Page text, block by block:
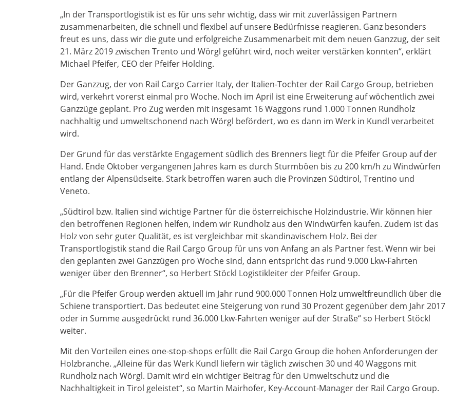
„In der Transportlogistik ist es für uns sehr wichtig, dass wir mit zuverlässigen Partnern
zusammenarbeiten, die schnell und flexibel auf unsere Bedürfnisse reagieren. Ganz besonders
freut es uns, dass wir die gute und erfolgreiche Zusammenarbeit mit dem neuen Ganzzug, der seit
21. März 2019 zwischen Trento und Wörgl geführt wird, noch weiter verstärken konnten“, erklärt
Michael Pfeifer, CEO der Pfeifer Holding.
Der Ganzzug, der von Rail Cargo Carrier Italy, der Italien-Tochter der Rail Cargo Group, betrieben
wird, verkehrt vorerst einmal pro Woche. Noch im April ist eine Erweiterung auf wöchentlich zwei
Ganzzüge geplant. Pro Zug werden mit insgesamt 16 Waggons rund 1.000 Tonnen Rundholz
nachhaltig und umweltschonend nach Wörgl befördert, wo es dann im Werk in Kundl verarbeitet
wird.
Der Grund für das verstärkte Engagement südlich des Brenners liegt für die Pfeifer Group auf der
Hand. Ende Oktober vergangenen Jahres kam es durch Sturmböen bis zu 200 km/h zu Windwürfen
entlang der Alpensüdseite. Stark betroffen waren auch die Provinzen Südtirol, Trentino und
Veneto.
„Südtirol bzw. Italien sind wichtige Partner für die österreichische Holzindustrie. Wir können hier
den betroffenen Regionen helfen, indem wir Rundholz aus den Windwürfen kaufen. Zudem ist das
Holz von sehr guter Qualität, es ist vergleichbar mit skandinavischem Holz. Bei der
Transportlogistik stand die Rail Cargo Group für uns von Anfang an als Partner fest. Wenn wir bei
den geplanten zwei Ganzzügen pro Woche sind, dann entspricht das rund 9.000 Lkw-Fahrten
weniger über den Brenner“, so Herbert Stöckl Logistikleiter der Pfeifer Group.
„Für die Pfeifer Group werden aktuell im Jahr rund 900.000 Tonnen Holz umweltfreundlich über die
Schiene transportiert. Das bedeutet eine Steigerung von rund 30 Prozent gegenüber dem Jahr 2017
oder in Summe ausgedrückt rund 36.000 Lkw-Fahrten weniger auf der Straße“ so Herbert Stöckl
weiter.
Mit den Vorteilen eines one-stop-shops erfüllt die Rail Cargo Group die hohen Anforderungen der
Holzbranche. „Alleine für das Werk Kundl liefern wir täglich zwischen 30 und 40 Waggons mit
Rundholz nach Wörgl. Damit wird ein wichtiger Beitrag für den Umweltschutz und die
Nachhaltigkeit in Tirol geleistet“, so Martin Mairhofer, Key-Account-Manager der Rail Cargo Group.